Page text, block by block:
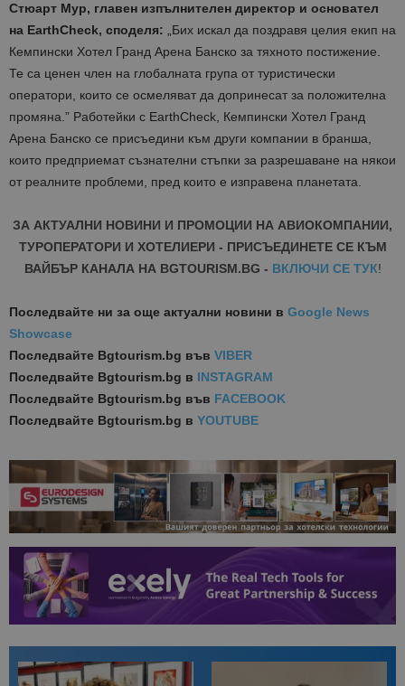
Стюарт Мур, главен изпълнителен директор и основател
на EarthCheck, споделя: „Бих искал да поздравя целия екип на
Кемпински Хотел Гранд Арена Банско за тяхното постижение.
Те са ценен член на глобалната група от туристически
оператори, които се осмеляват да допринесат за положителна
промяна.” Работейки с EarthCheck, Кемпински Хотел Гранд
Арена Банско се присъедини към други компании в бранша,
които предприемат съзнателни стъпки за разрешаване на някои
от реалните проблеми, пред които е изправена планетата.
ЗА АКТУАЛНИ НОВИНИ И ПРОМОЦИИ НА АВИОКОМПАНИИ,
ТУРОПЕРАТОРИ И ХОТЕЛИЕРИ - ПРИСЪЕДИНЕТЕ СЕ КЪМ
ВАЙБЪР КАНАЛА НА BGTOURISM.BG - ВКЛЮЧИ СЕ ТУК!
Последвайте ни за още актуални новини в Google News
Showcase
Последвайте Bgtourism.bg във VIBER
Последвайте Bgtourism.bg в INSTAGRAM
Последвайте Bgtourism.bg във FACEBOOK
Последвайте Bgtourism.bg в YOUTUBE